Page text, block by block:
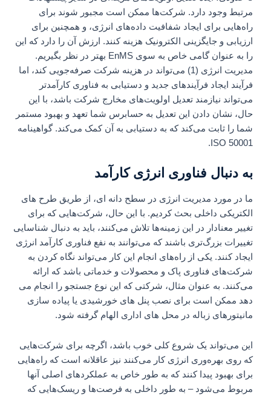
مرتبط وجود دارد. شرکت‌ها ممکن است مجبور شوند برای
راه‌هایی برای ایجاد شفافیت داده‌های انرژی، و همچنین برای
ارزیابی و جایگزینی الکترونیک هزینه کنند. ارزش آن را دارد که این
را به عنوان گامی خاص به سوی EnMS بهتر در نظر بگیریم.
مدیریت انرژی (1) می‌تواند در هزینه شرکت صرفه‌جویی کند، اما
فرآیند ایجاد فرآیندهای جدید و دستیابی به فناوری کارآمدتر
می‌تواند نیازمند تعدیل اولویت‌های مخارج شرکت باشد، با این
حال، نشان دادن این تعدیل به حسابرس شما تعهد و بهبود مستمر
شما را ثابت می‌کند که به دستیابی به آن کمک می‌کند. گواهینامه
ISO 50001.
به دنبال فناوری انرژی کارآمد
ما در مورد مدیریت انرژی در سطح دانه ای، از طریق طرح های
الکتریکی داخلی بحث کردیم. با این حال، شرکت‌هایی که برای
تغییر معنادار در این زمینه‌ها تلاش می‌کنند، باید به دنبال شناسایی
تغییرات بزرگ‌تری باشند که می‌توانند به نفع فناوری کارآمد انرژی
ایجاد کنند. یکی از راه‌های انجام این کار می‌تواند نگاه کردن به
شرکت‌های فناوری پاک و محصولات و خدماتی باشد که ارائه
می‌کنند. به عنوان مثال، شرکتی که این نوع جستجو را انجام می
دهد ممکن است برای نصب پنل های خورشیدی یا پیاده سازی
مانیتورهای زباله در محل های اداری الهام گرفته شود.
این می‌تواند یک شروع کلی خوب باشد، اگرچه برای شرکت‌هایی
که روی بهره‌وری انرژی کار می‌کنند نیز عاقلانه است که راه‌هایی
برای بهبود پیدا کنند که به طور خاص به عملکردهای اصلی آنها
مربوط می‌شود – به طور داخلی به فرصت‌ها و ریسک‌هایی که